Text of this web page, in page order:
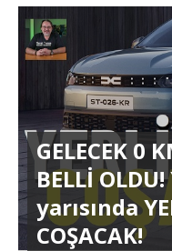
GELECEK 0
BELLİ
yarısında
COŞACAK!